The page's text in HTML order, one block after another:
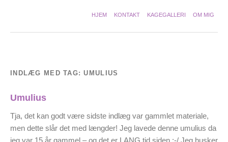
HJEM KONTAKT KAGEGALLERI OM MIG
INDLÆG MED TAG:UMULIUS
Umulius
Tja, det kan godt være sidste indlæg var gammlet materiale,
men dette slår det med længder! Jeg lavede denne umulius da
jeg var 15 år gammel – og det er LANG tid siden :-/ Jeg husker